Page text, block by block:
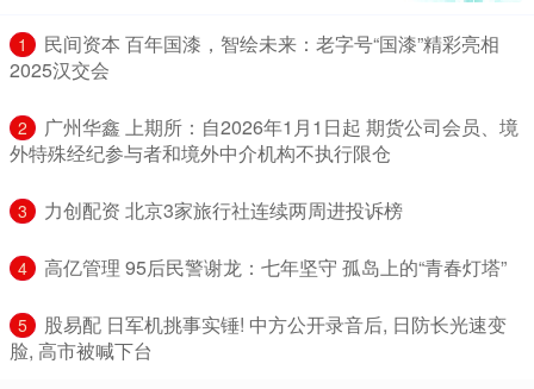
1
​民间资本 百年国漆，智绘未来：老字号“国漆”精彩亮相
2025汉交会
2
​广州华鑫 上期所：自2026年1月1日起 期货公司会员、境
外特殊经纪参与者和境外中介机构不执行限仓
3 ​力创配资 北京3家旅行社连续两周进投诉榜
4 ​高亿管理 95后民警谢龙：七年坚守 孤岛上的“青春灯塔”
5
​股易配 日军机挑事实锤! 中方公开录音后, 日防长光速变
脸, 高市被喊下台